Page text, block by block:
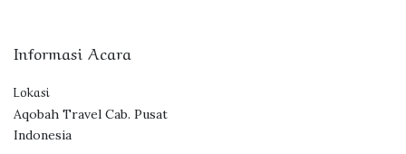
Informasi Acara
Lokasi
Aqobah Travel Cab. Pusat
Indonesia